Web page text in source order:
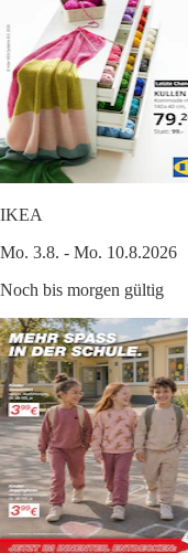
IKEA
Mo. 3.8. - Mo. 10.8.2026
Noch bis morgen gültig